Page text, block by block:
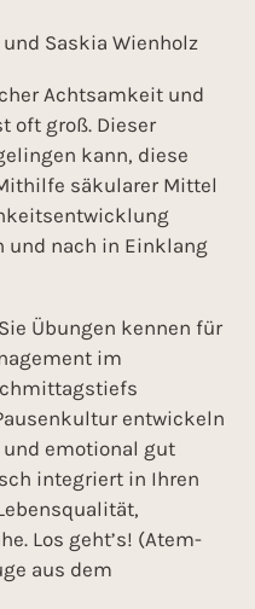
Saskia Wienholz
Achtsamkeit und
oft groß. Dieser
kann, diese
säkularer Mittel
und nach in Einklang
Übungen kennen für
im
entwickeln
emotional gut
integriert in Ihren
Los geht’s! (Atem-
aus dem